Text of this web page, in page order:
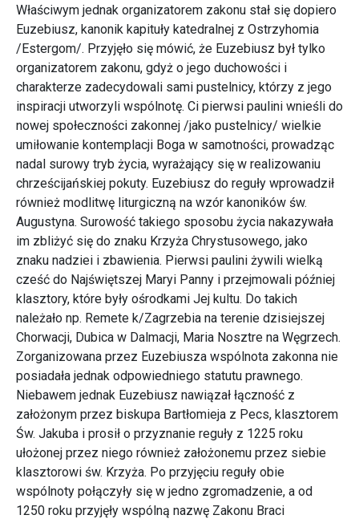
Właściwym jednak organizatorem zakonu stał się dopiero
Euzebiusz, kanonik kapituły katedralnej z Ostrzyhomia
/Estergom/. Przyjęło się mówić, że Euzebiusz był tylko
organizatorem zakonu, gdyż o jego duchowości i
charakterze zadecydowali sami pustelnicy, którzy z jego
inspiracji utworzyli wspólnotę. Ci pierwsi paulini wnieśli do
nowej społeczności zakonnej /jako pustelnicy/ wielkie
umiłowanie kontemplacji Boga w samotności, prowadząc
nadal surowy tryb życia, wyrażający się w realizowaniu
chrześcijańskiej pokuty. Euzebiusz do reguły wprowadził
również modlitwę liturgiczną na wzór kanoników św.
Augustyna. Surowość takiego sposobu życia nakazywała
im zbliżyć się do znaku Krzyża Chrystusowego, jako
znaku nadziei i zbawienia. Pierwsi paulini żywili wielką
cześć do Najświętszej Maryi Panny i przejmowali później
klasztory, które były ośrodkami Jej kultu. Do takich
należało np. Remete k/Zagrzebia na terenie dzisiejszej
Chorwacji, Dubica w Dalmacji, Maria Nosztre na Węgrzech.
Zorganizowana przez Euzebiusza wspólnota zakonna nie
posiadała jednak odpowiedniego statutu prawnego.
Niebawem jednak Euzebiusz nawiązał łączność z
założonym przez biskupa Bartłomieja z Pecs, klasztorem
Św. Jakuba i prosił o przyznanie reguły z 1225 roku
ułożonej przez niego również założonemu przez siebie
klasztorowi św. Krzyża. Po przyjęciu reguły obie
wspólnoty połączyły się w jedno zgromadzenie, a od
1250 roku przyjęły wspólną nazwę Zakonu Braci